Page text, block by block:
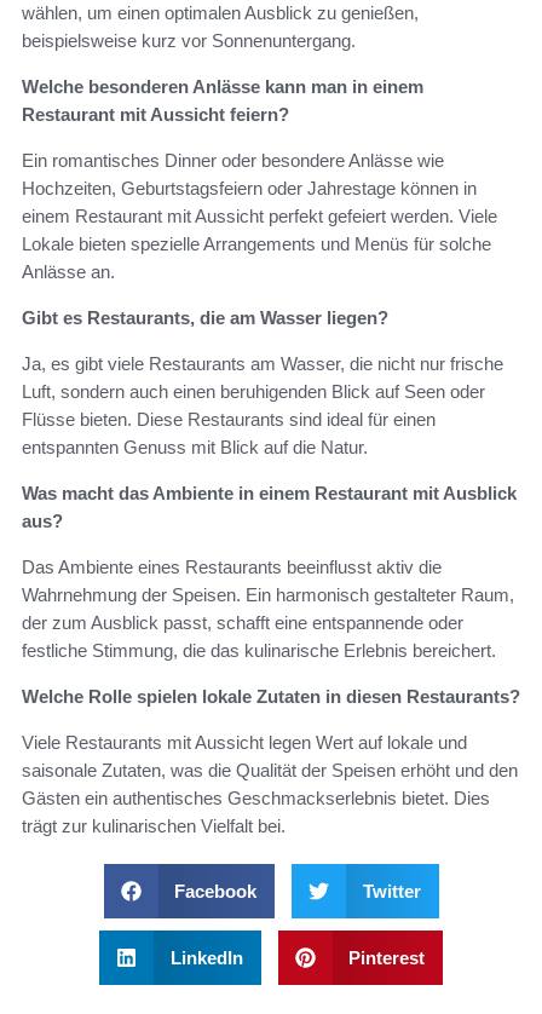
wählen, um einen optimalen Ausblick zu genießen,
beispielsweise kurz vor Sonnenuntergang.
Welche besonderen Anlässe kann man in einem
Restaurant mit Aussicht feiern?
Ein romantisches Dinner oder besondere Anlässe wie
Hochzeiten, Geburtstagsfeiern oder Jahrestage können in
einem Restaurant mit Aussicht perfekt gefeiert werden. Viele
Lokale bieten spezielle Arrangements und Menüs für solche
Anlässe an.
Gibt es Restaurants, die am Wasser liegen?
Ja, es gibt viele Restaurants am Wasser, die nicht nur frische
Luft, sondern auch einen beruhigenden Blick auf Seen oder
Flüsse bieten. Diese Restaurants sind ideal für einen
entspannten Genuss mit Blick auf die Natur.
Was macht das Ambiente in einem Restaurant mit Ausblick
aus?
Das Ambiente eines Restaurants beeinflusst aktiv die
Wahrnehmung der Speisen. Ein harmonisch gestalteter Raum,
der zum Ausblick passt, schafft eine entspannende oder
festliche Stimmung, die das kulinarische Erlebnis bereichert.
Welche Rolle spielen lokale Zutaten in diesen Restaurants?
Viele Restaurants mit Aussicht legen Wert auf lokale und
saisonale Zutaten, was die Qualität der Speisen erhöht und den
Gästen ein authentisches Geschmackserlebnis bietet. Dies
trägt zur kulinarischen Vielfalt bei.
Facebook Twitter
LinkedIn Pinterest